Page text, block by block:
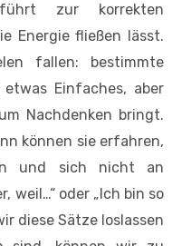
zur korrekten
Energie fließen lässt.
fallen: bestimmte
Einfaches, aber
Nachdenken bringt.
können sie erfahren,
und sich nicht an
weil…“ oder „Ich bin so
diese Sätze loslassen